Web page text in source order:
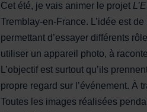
Cet été, je vais animer le projet
Tremblay-en-France. L’idée est
permettant d’essayer différents
utiliser un appareil photo, à
L’objectif est surtout qu’ils
propre regard sur l’événement. À
Toutes les images réalisées